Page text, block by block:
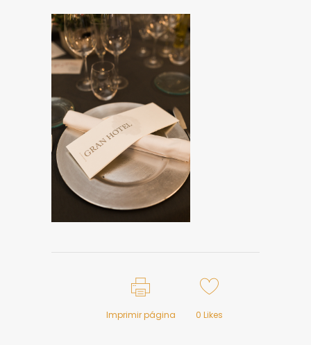
Imprimir página 0 Likes